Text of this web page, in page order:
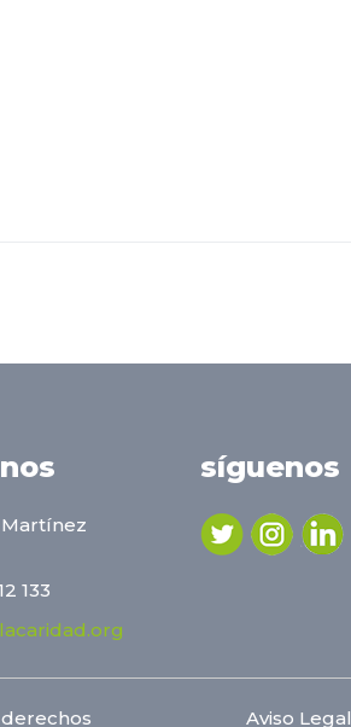
Martínez
133
síguenos
Aviso Legal